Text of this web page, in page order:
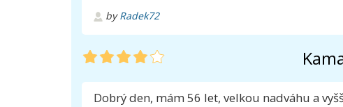
byRadek72
Dobrý den, mám 56 let, velkou nadváhu a